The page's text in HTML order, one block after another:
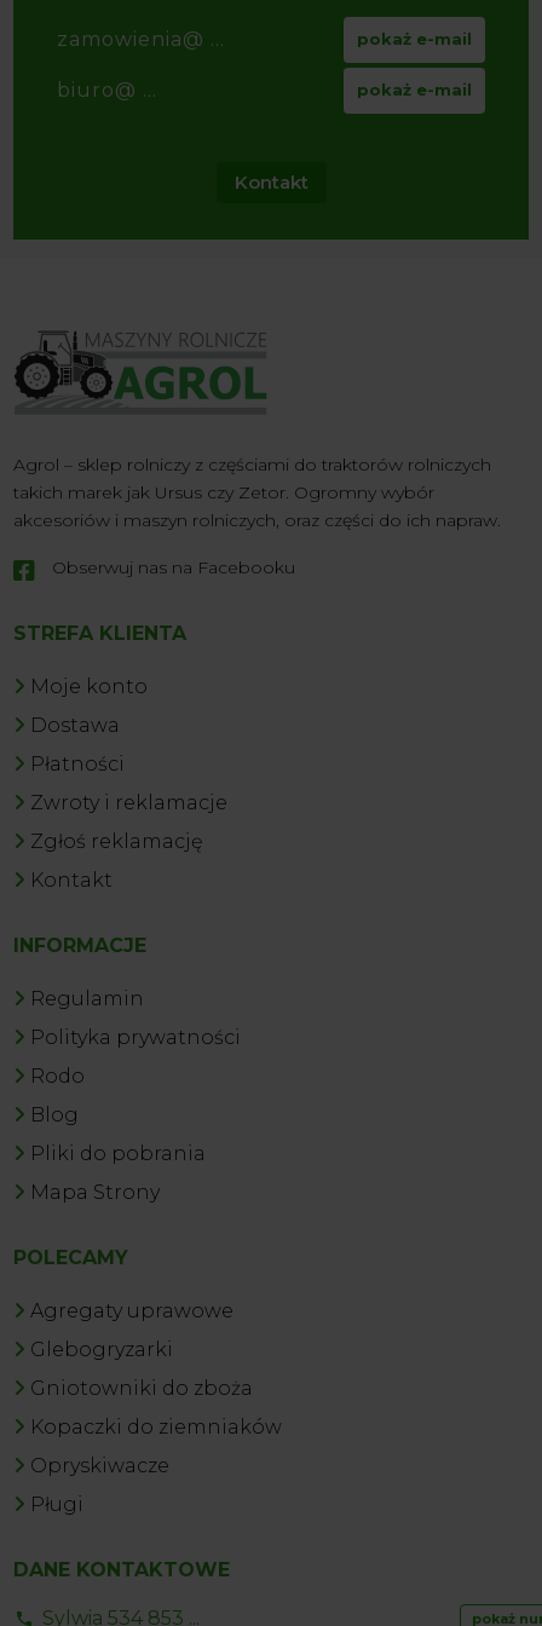
zamowienia@ ... pokaż e-mail
biuro@ ... pokaż e-mail
Kontakt
Agrol – sklep rolniczy z częściami do traktorów rolniczych
takich marek jak Ursus czy Zetor. Ogromny wybór
akcesoriów i maszyn rolniczych, oraz części do ich napraw.
 Obserwuj nas na Facebooku
STREFA KLIENTA
Moje konto
Dostawa
Płatności
Zwroty i reklamacje
Zgłoś reklamację
Kontakt
INFORMACJE
Regulamin
Polityka prywatności
Rodo
Blog
Pliki do pobrania
Mapa Strony
POLECAMY
Agregaty uprawowe
Glebogryzarki
Gniotowniki do zboża
Kopaczki do ziemniaków
Opryskiwacze
Pługi
DANE KONTAKTOWE
Sylwia 534 853 ... pokaż